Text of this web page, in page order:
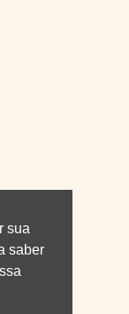
sua
saber